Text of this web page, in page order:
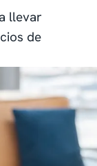
llevar
de